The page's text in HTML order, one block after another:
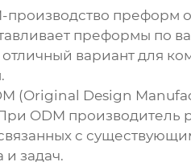
производство преформ
преформы по
отличный вариант для
(Original Design
ODM производитель
с
и задач.